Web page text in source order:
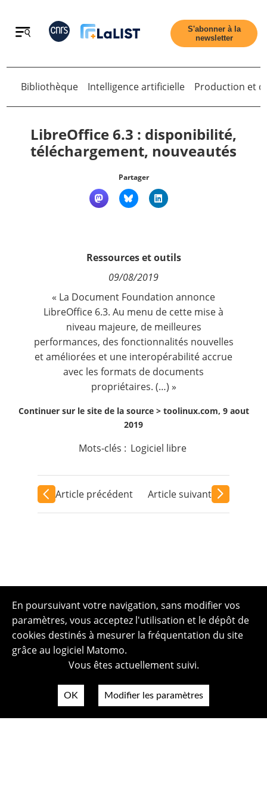
Retour
Nous suivre
S'abonner à la
newsletter
Bibliothèque
Intelligence artificielle Production et
LibreOffice 6.3 : disponibilité,
téléchargement, nouveautés
Partager
Ressources et outils
09/08/2019
« La Document Foundation annonce
LibreOffice 6.3. Au menu de cette mise à
niveau majeure, de meilleures
performances, des fonctionnalités nouvelles
et améliorées et une interopérabilité accrue
avec les formats de documents
propriétaires. (…) »
Continuer sur le site de la source > toolinux.com, 9 aout
2019
Mots-clés : Logiciel libre
Article précédent Article suivant
En poursuivant votre navigation, sans modifier vos
paramètres, vous acceptez l'utilisation et le dépôt de
cookies destinés à mesurer la fréquentation du site
grâce au logiciel Matomo.
Vous êtes actuellement suivi.
OK Modifier les paramètres